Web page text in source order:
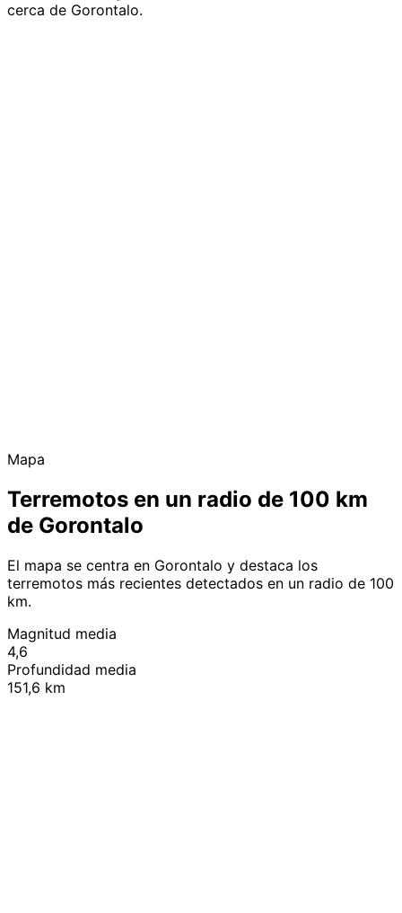
cerca de Gorontalo.
Mapa
Terremotos en un radio de 100 km
de Gorontalo
El mapa se centra en Gorontalo y destaca los
terremotos más recientes detectados en un radio de 100
km.
Magnitud media
4,6
Profundidad media
151,6 km